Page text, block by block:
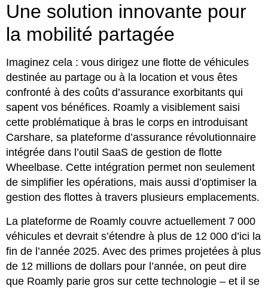
Une solution innovante pour
la mobilité partagée
Imaginez cela : vous dirigez une flotte de véhicules
destinée au partage ou à la location et vous êtes
confronté à des coûts d’assurance exorbitants qui
sapent vos bénéfices. Roamly a visiblement saisi
cette problématique à bras le corps en introduisant
Carshare, sa plateforme d’assurance révolutionnaire
intégrée dans l’outil SaaS de gestion de flotte
Wheelbase. Cette intégration permet non seulement
de simplifier les opérations, mais aussi d’optimiser la
gestion des flottes à travers plusieurs emplacements.
La plateforme de Roamly couvre actuellement 7 000
véhicules et devrait s’étendre à plus de 12 000 d’ici la
fin de l’année 2025. Avec des primes projetées à plus
de 12 millions de dollars pour l’année, on peut dire
que Roamly parie gros sur cette technologie – et il se